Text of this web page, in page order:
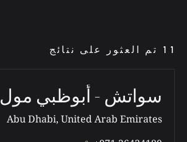
11 تم العثور على نتائج
سواتش - أبوظبي مول
Abu Dhabi, United Arab Emirates